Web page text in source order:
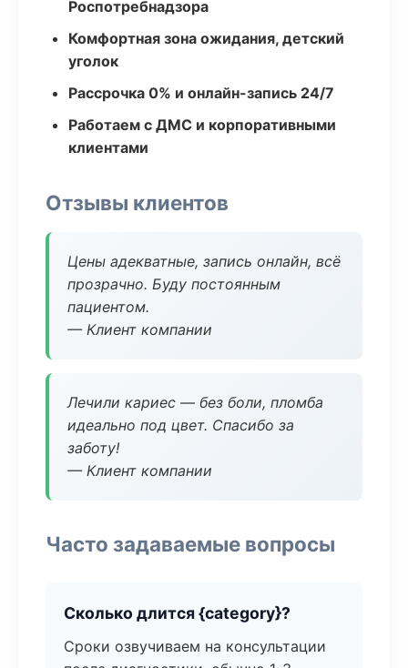
Роспотребнадзора
Комфортная зона ожидания, детский
уголок
Рассрочка 0% и онлайн-запись 24/7
Работаем с ДМС и корпоративными
клиентами
Отзывы клиентов
Цены адекватные, запись онлайн, всё
прозрачно. Буду постоянным
пациентом.
— Клиент компании
Лечили кариес — без боли, пломба
идеально под цвет. Спасибо за
заботу!
— Клиент компании
Часто задаваемые вопросы
Сколько длится {category}?
Сроки озвучиваем на консультации